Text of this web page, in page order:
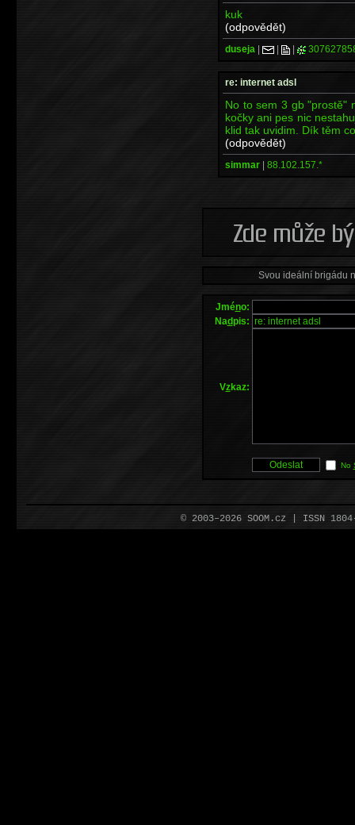
kuk
(odpovědět)
duseja | | |
re: internet adsl
No to sem 3 gb "prostě"
kočky ani pes nic
klid tak uvidim. Dík těm
(odpovědět)
simmar | 88.102.157.*
Svou ideální brigádu
Jméno:
Nadpis:
Vzkaz:
No
© 2003–2026 SOOM.cz | ISSN